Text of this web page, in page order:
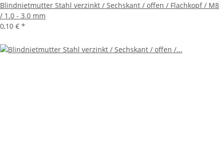
Blindnietmutter Stahl verzinkt / Sechskant / offen / Flachkopf / M8
/ 1.0 - 3.0 mm
0,10 € *